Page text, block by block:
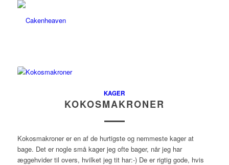
KAGER
KOKOSMAKRONER
Kokosmakroner er en af de hurtigste og nemmeste kager at
bage. Det er nogle små kager jeg ofte bager, når jeg har
æggehvider til overs, hvilket jeg tit har:-) De er rigtig gode, hvis